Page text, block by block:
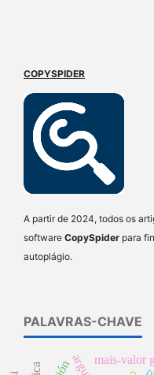
COPYSPIDER
A partir de 2024, todos os
software CopySpider para
autoplágio.
PALAVRAS-CHAVE
mais-valor